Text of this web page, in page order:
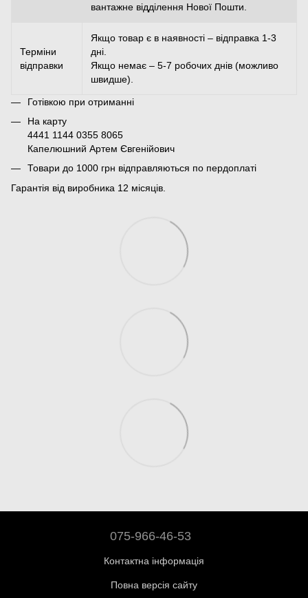
вантажне відділення Нової Пошти.
Терміни
відправки
Якщо товар є в наявності – відправка 1-3
дні.
Якщо немає – 5-7 робочих днів (можливо
швидше).
Готівкою при отриманні
На карту
4441 1144 0355 8065
Капелюшний Артем Євгенійович
Товари до 1000 грн відправляються по пердоплаті
Гарантія від виробника 12 місяців.
075-966-46-53
Контактна інформація
Повна версія сайту